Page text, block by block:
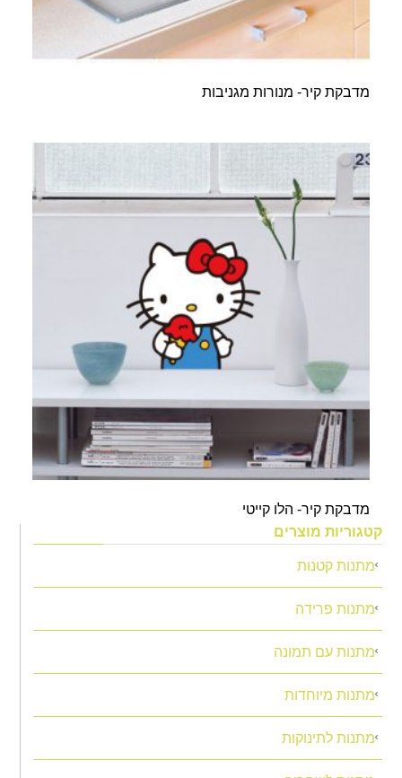
קטגוריות מוצרים
מתנות קטנות
מתנות פרידה
מתנות עם תמונה
מתנות מיוחדות
מתנות לתינוקות
מדבקת קיר- מנורות מגניבות
מדבקת קיר- הלו קייטי